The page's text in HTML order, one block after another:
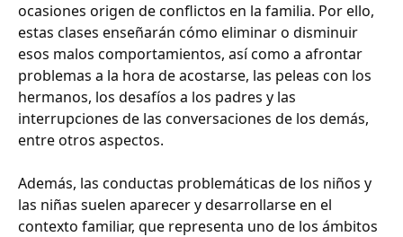
ocasiones origen de conflictos en la familia. Por ello,
estas clases enseñarán cómo eliminar o disminuir
esos malos comportamientos, así como a afrontar
problemas a la hora de acostarse, las peleas con los
hermanos, los desafíos a los padres y las
interrupciones de las conversaciones de los demás,
entre otros aspectos.
Además, las conductas problemáticas de los niños y
las niñas suelen aparecer y desarrollarse en el
contexto familiar, que representa uno de los ámbitos